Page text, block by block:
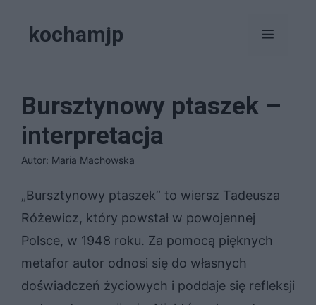
kochamjp Menu
Bursztynowy ptaszek –
interpretacja
Autor: Maria Machowska
„Bursztynowy ptaszek” to wiersz Tadeusza
Różewicz, który powstał w powojennej
Polsce, w 1948 roku. Za pomocą pięknych
metafor autor odnosi się do własnych
doświadczeń życiowych i poddaje się refleksji